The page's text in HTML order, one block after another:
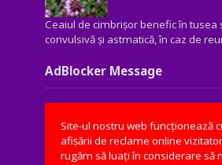
Ceaiul de cimbrișor benefic în tusea
convulsivă şi astmatică, în caz de
AdBlocker Message
Site-ul nostru web funcționează
afișării de reclame online
rugăm să luați în considerare să